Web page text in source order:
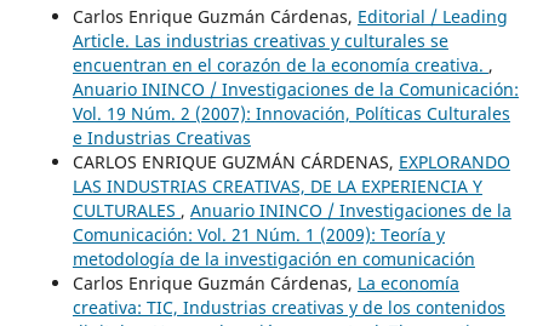
Carlos Enrique Guzmán Cárdenas, Editorial / Leading
Article. Las industrias creativas y culturales se
encuentran en el corazón de la economía creativa. ,
Anuario ININCO / Investigaciones de la Comunicación:
Vol. 19 Núm. 2 (2007): Innovación, Políticas Culturales
e Industrias Creativas
CARLOS ENRIQUE GUZMÁN CÁRDENAS, EXPLORANDO
LAS INDUSTRIAS CREATIVAS, DE LA EXPERIENCIA Y
CULTURALES , Anuario ININCO / Investigaciones de la
Comunicación: Vol. 21 Núm. 1 (2009): Teoría y
metodología de la investigación en comunicación
Carlos Enrique Guzmán Cárdenas, La economía
creativa: TIC, Industrias creativas y de los contenidos